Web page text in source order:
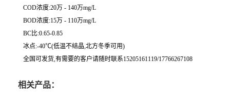
COD浓度:20万 - 140万mg/L
BOD浓度:15万 - 110万mg/L
BC比:0.65-0.85
冰点:-40℃(低温不结晶,北方冬季可用)
全国可发货,有需要的客户请随时联系15205161119/17766267108
相关产品：